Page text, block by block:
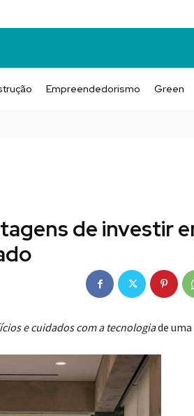
Empreendedorismo Green
de investir
e cuidados com a tecnologiade uma